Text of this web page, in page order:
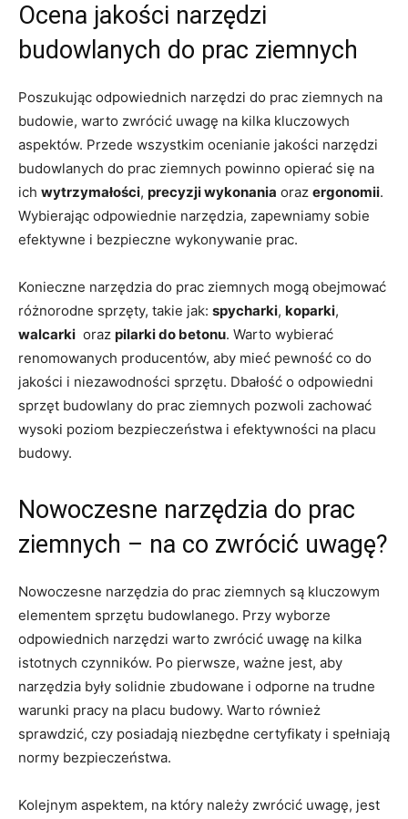
Ocena jakości narzędzi
⁤budowlanych do prac ziemnych
Poszukując odpowiednich narzędzi⁢ do prac ziemnych na
budowie, warto zwrócić uwagę na kilka kluczowych
aspektów. Przede wszystkim ocenianie jakości narzędzi
budowlanych do prac ziemnych ⁢powinno opierać się na
ich wytrzymałości, precyzji wykonania oraz ergonomii.
Wybierając odpowiednie narzędzia, zapewniamy sobie
efektywne i bezpieczne wykonywanie prac.
Konieczne narzędzia ​do prac ziemnych mogą obejmować
⁢różnorodne sprzęty, takie jak: spycharki, koparki,
walcarki ⁢ oraz pilarki do betonu. Warto wybierać
renomowanych producentów, aby mieć pewność co do
jakości i ​niezawodności ‍sprzętu. Dbałość o odpowiedni​
sprzęt budowlany‌ do prac ziemnych pozwoli zachować
wysoki poziom bezpieczeństwa i efektywności na placu
budowy.
Nowoczesne narzędzia do prac
ziemnych – na co zwrócić uwagę?
Nowoczesne narzędzia do prac ziemnych są kluczowym
elementem sprzętu ‍budowlanego. Przy wyborze
odpowiednich narzędzi warto zwrócić uwagę na kilka
istotnych czynników. Po pierwsze, ważne jest, aby
narzędzia ⁢były solidnie zbudowane i odporne⁣ na trudne
warunki pracy na placu budowy. Warto również
sprawdzić, czy posiadają niezbędne certyfikaty i ⁤spełniają
normy bezpieczeństwa.
Kolejnym aspektem, na który należy ⁣zwrócić uwagę, jest